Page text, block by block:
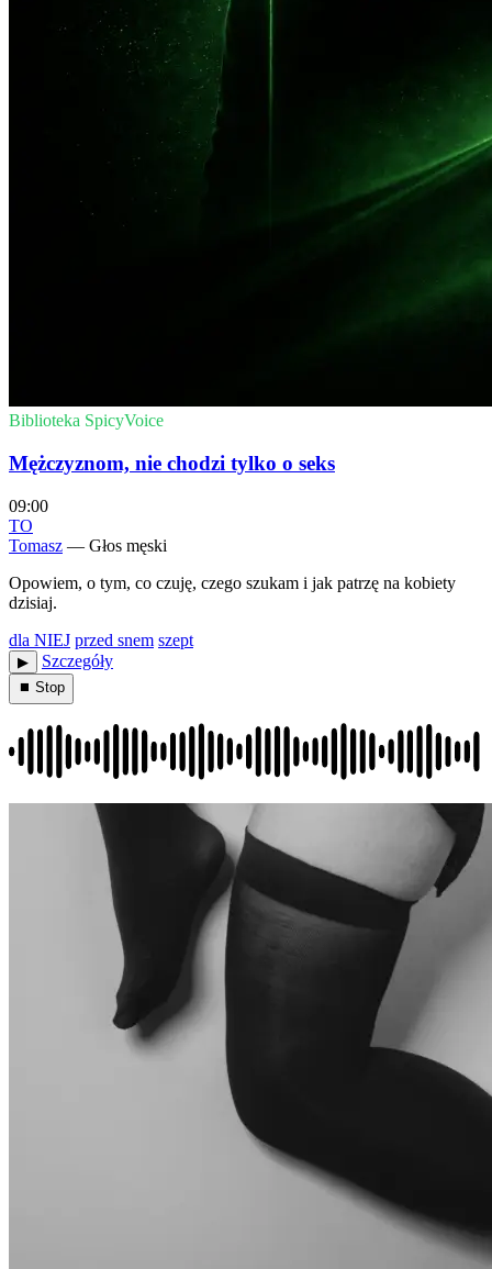
Biblioteka SpicyVoice
Mężczyznom, nie chodzi tylko o seks
09:00
TO
Tomasz — Głos męski
Opowiem, o tym, co czuję, czego szukam i jak patrzę na kobiety
dzisiaj.
dla NIEJ przed snem szept
▶︎ Szczegóły
⏹ Stop